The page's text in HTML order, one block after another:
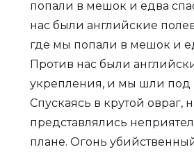
попали в мешок и едва
нас были английские
где мы попали в мешок и
Против нас были
укрепления, и мы шли под
Спускаясь в крутой овраг,
представлялись
плане. Огонь